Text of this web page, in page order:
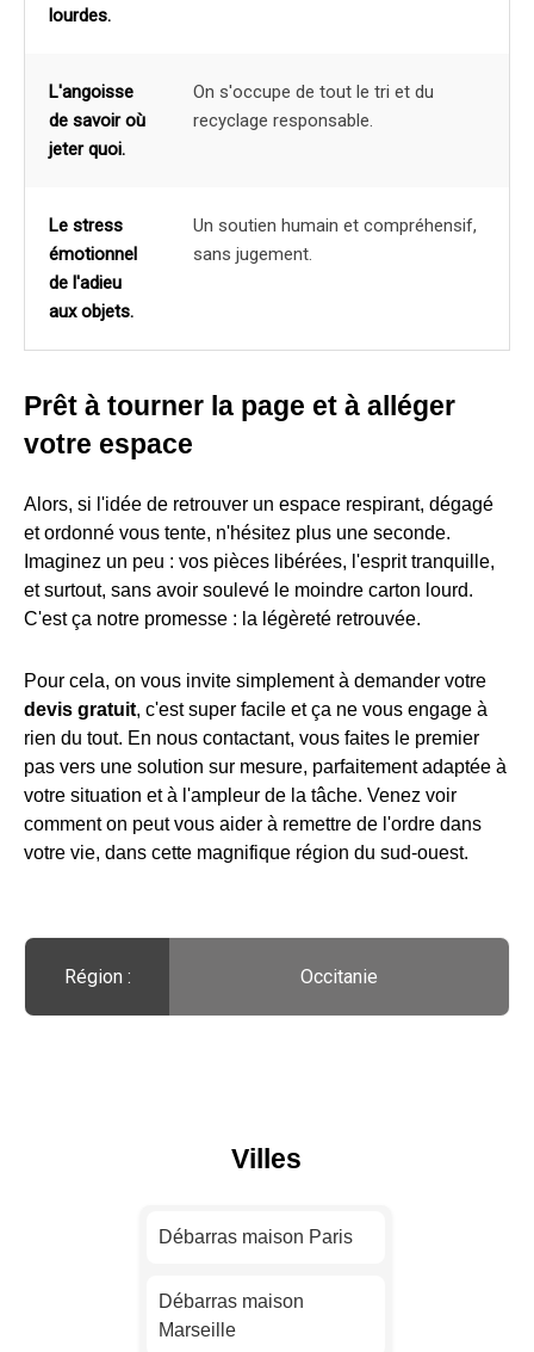
lourdes.
L'angoisse
de savoir où
jeter quoi.
On s'occupe de tout le tri et du
recyclage responsable.
Le stress
émotionnel
de l'adieu
aux objets.
Un soutien humain et compréhensif,
sans jugement.
Prêt à tourner la page et à alléger
votre espace
Alors, si l'idée de retrouver un espace respirant, dégagé
et ordonné vous tente, n'hésitez plus une seconde.
Imaginez un peu : vos pièces libérées, l'esprit tranquille,
et surtout, sans avoir soulevé le moindre carton lourd.
C'est ça notre promesse : la légèreté retrouvée.
Pour cela, on vous invite simplement à demander votre
devis gratuit, c'est super facile et ça ne vous engage à
rien du tout. En nous contactant, vous faites le premier
pas vers une solution sur mesure, parfaitement adaptée à
votre situation et à l'ampleur de la tâche. Venez voir
comment on peut vous aider à remettre de l'ordre dans
votre vie, dans cette magnifique région du sud-ouest.
Région :️ Occitanie
Villes
Débarras maison Paris
Débarras maison
Marseille